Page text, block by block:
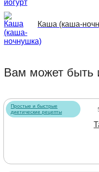
Каша (каша-
Вам может быть
Простые и быстрые
диетические рецепты